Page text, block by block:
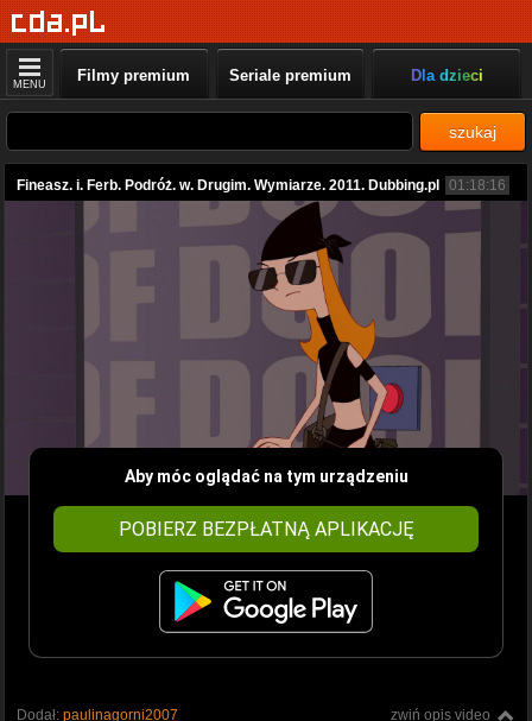
MENU Filmy premium Seriale premium Dla dzieci
szukaj
Fineasz. i. Ferb. Podróż. w. Drugim. Wymiarze. 2011. Dubbing.pl 01:18:16
Aby móc oglądać na tym urządzeniu
POBIERZ BEZPŁATNĄ APLIKACJĘ
zwiń opis video
Dodał: paulinagorni2007